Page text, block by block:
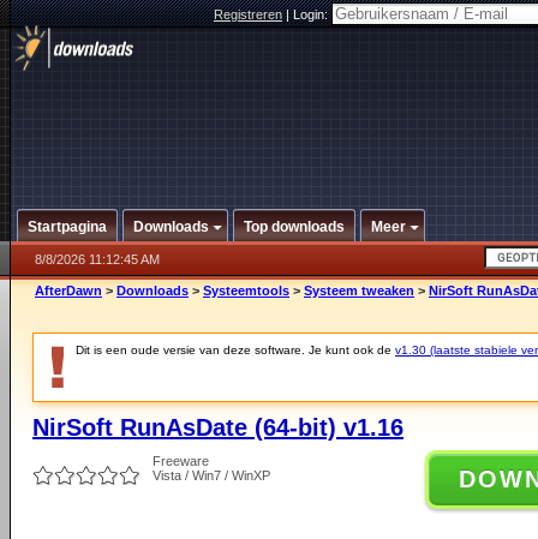
Registreren|Login:
Startpagina Downloads Top downloads Meer
8/8/2026 11:12:45 AM
AfterDawn > Downloads > Systeemtools > Systeem tweaken > NirSoft
Dit is een oude versie van deze software. Je kunt ook de v1.30 (laatste stabiele
NirSoft RunAsDate (64-bit) v1.16
Freeware
Vista / Win7 / WinXP